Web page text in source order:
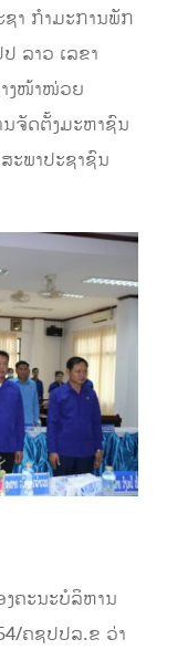
າ ກຳມະການພັກ
ລາວ ເລຂາ
ງໜ້າໜ່ວຍ
ຈັດຕັ້ງມະຫາຊົນ
ພາປະຊາຊົນ
ຄະນະບໍລິຫານ
ຄຊປປລ.ຂ ວ່າ